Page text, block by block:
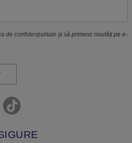
de confidenţialitate și să primesc noutăți pe e-